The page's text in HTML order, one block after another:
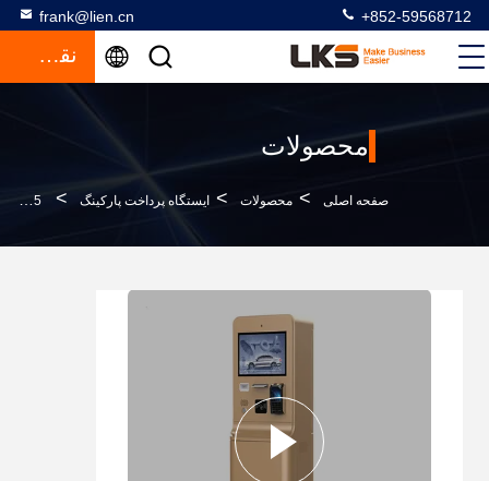
frank@lien.cn +852-59568712
نقل قول
محصولات
صفحه اصلی > محصولات > ایستگاه پرداخت پارکینگ > 15 اينچ صفحه لمسي پارکينگ کيوسک پرداخت با اينتركوم و ساخت فولاد گالوانيزه شده